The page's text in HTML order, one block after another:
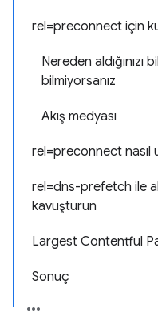
rel=preconnect için
Nereden aldığınızı
bilmiyorsanız
Akış medyası
rel=preconnect nasıl
rel=dns-prefetch ile
kavuşturun
Largest Contentful
Sonuç